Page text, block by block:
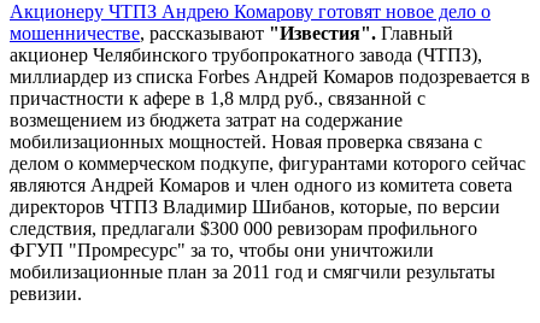
Акционеру ЧТПЗ Андрею Комарову готовят новое дело о
мошенничестве, рассказывают "Известия". Главный
акционер Челябинского трубопрокатного завода (ЧТПЗ),
миллиардер из списка Forbes Андрей Комаров подозревается в
причастности к афере в 1,8 млрд руб., связанной с
возмещением из бюджета затрат на содержание
мобилизационных мощностей. Новая проверка связана с
делом о коммерческом подкупе, фигурантами которого сейчас
являются Андрей Комаров и член одного из комитета совета
директоров ЧТПЗ Владимир Шибанов, которые, по версии
следствия, предлагали $300 000 ревизорам профильного
ФГУП "Промресурс" за то, чтобы они уничтожили
мобилизационные план за 2011 год и смягчили результаты
ревизии.